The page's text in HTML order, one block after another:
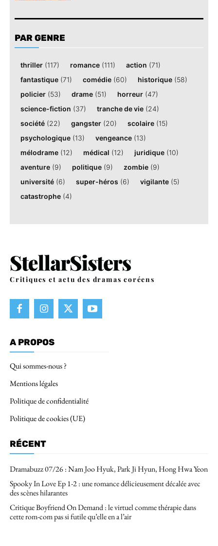
PAR GENRE
thriller (117) romance (111) action (71)
fantastique (71) comédie (60) historique (58)
policier (53) drame (51) horreur (47)
science-fiction (37) tranche de vie (24)
société (22) gangster (20) scolaire (15)
psychologique (13) vengeance (13)
mélodrame (12) médical (12) juridique (10)
aventure (9) politique (9) zombie (9)
université (6) super-héros (6) vigilante (5)
catastrophe (4)
Critiques et actu des dramas coréens
A PROPOS
Qui sommes-nous ?
Mentions légales
Politique de confidentialité
Politique de cookies (UE)
RÉCENT
Dramabuzz 07/26 : Nam Joo Hyuk, Park Ji Hyun, Hong Hwa Yeon
Spooky In Love Ep 1-2 : une romance délicieusement décalée avec
des scènes hilarantes
Critique Boyfriend On Demand : le virtuel comme thérapie dans
cette rom-com pas si futile qu’elle en a l’air